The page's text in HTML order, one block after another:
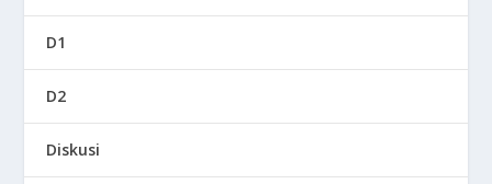
D1
D2
Diskusi